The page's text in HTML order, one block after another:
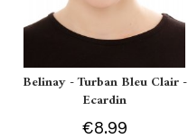
Belinay - Turban Bleu Clair -
Ecardin
€8.99